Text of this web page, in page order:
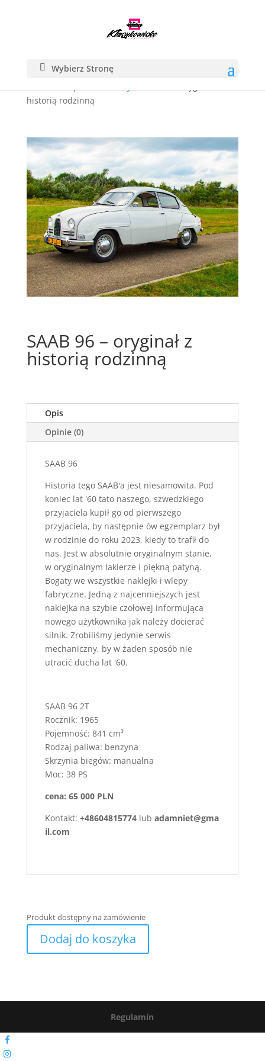
Wybierz Stronę
historią rodzinną
SAAB 96 – oryginał z
historią rodzinną
Opis
Opinie (0)
SAAB 96
Historia tego SAAB'a jest niesamowita. Pod
koniec lat '60 tato naszego, szwedzkiego
przyjaciela kupił go od pierwszego
przyjaciela, by następnie ów egzemplarz był
w rodzinie do roku 2023, kiedy to trafił do
nas. Jest w absolutnie oryginalnym stanie,
w oryginalnym lakierze i piękną patyną.
Bogaty we wszystkie naklejki i wlepy
fabryczne. Jedną z najcenniejszych jest
naklejka na szybie czołowej informująca
nowego użytkownika jak należy docierać
silnik. Zrobiliśmy jedynie serwis
mechaniczny, by w żaden sposób nie
utracić ducha lat '60.
SAAB 96 2T
Rocznik: 1965
Pojemność: 841 cm³
Rodzaj paliwa: benzyna
Skrzynia biegów: manualna
Moc: 38 PS
cena: 65 000 PLN
Kontakt: +48604815774lub adamniet@gma
il.com
Produkt dostępny na zamówienie
Dodaj do koszyka
Regulamin